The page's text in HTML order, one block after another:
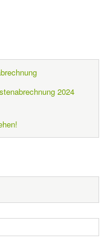
2024